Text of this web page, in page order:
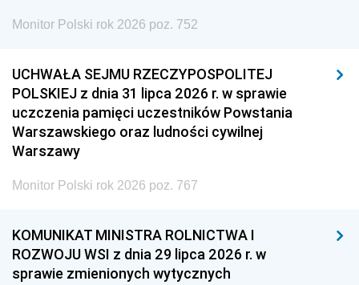
Monitor Polski rok 2026 poz. 752
UCHWAŁA SEJMU RZECZYPOSPOLITEJ
POLSKIEJ z dnia 31 lipca 2026 r. w sprawie
uczczenia pamięci uczestników Powstania
Warszawskiego oraz ludności cywilnej
Warszawy
Monitor Polski rok 2026 poz. 767
KOMUNIKAT MINISTRA ROLNICTWA I
ROZWOJU WSI z dnia 29 lipca 2026 r. w
sprawie zmienionych wytycznych